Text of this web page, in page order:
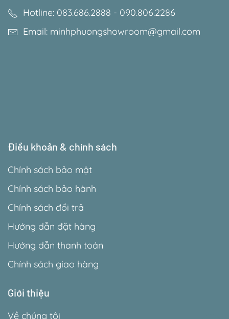
Hotline: 083.686.2888 - 090.806.2286
Email: minhphuongshowroom@gmail.com
Điều khoản & chính sách
Chính sách bảo mật
Chính sách bảo hành
Chính sách đổi trả
Hướng dẫn đặt hàng
Hướng dẫn thanh toán
Chính sách giao hàng
Giới thiệu
Về chúng tôi